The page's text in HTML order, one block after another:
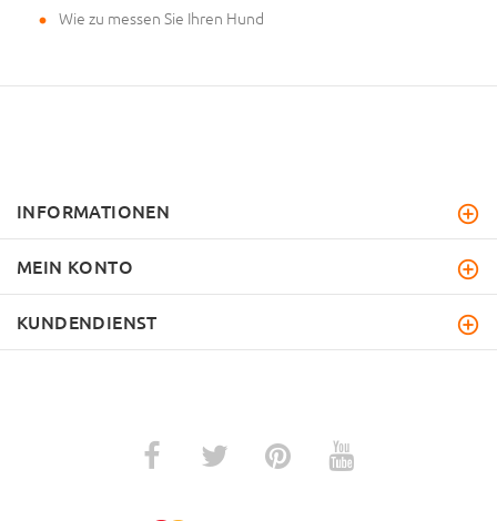
Wie zu messen Sie Ihren Hund
INFORMATIONEN
MEIN KONTO
KUNDENDIENST